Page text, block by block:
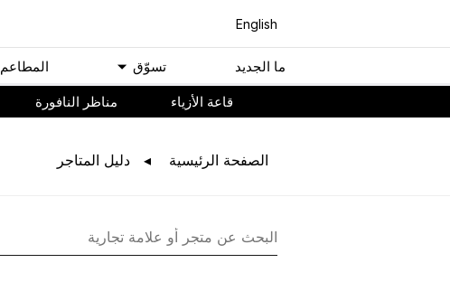
English
ﻣﺎ اﻟﺠﺪﻳﺪ ﺗﺴﻮّﻕ اﻟﻤﻄﺎﻋﻢ
ﻗﺎﻋﺔ اﻷﺯﻳﺎء مناظر النافورة
اﻟﺼﻔﺤﺔ اﻟﺮﺋﻴﺴﻴﺔ ﺩﻟﻴﻞ اﻟﻤﺘﺎﺟﺮ